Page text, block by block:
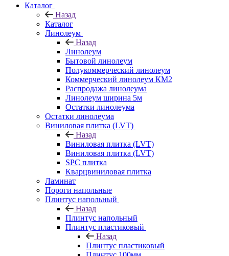
Каталог
Назад
Каталог
Линолеум
Назад
Линолеум
Бытовой линолеум
Полукоммерческий линолеум
Коммерческий линолеум КМ2
Распродажа линолеума
Линолеум ширина 5м
Остатки линолеума
Остатки линолеума
Виниловая плитка (LVT)
Назад
Виниловая плитка (LVT)
Виниловая плитка (LVT)
SPC плитка
Кварцвиниловая плитка
Ламинат
Пороги напольные
Плинтус напольный
Назад
Плинтус напольный
Плинтус пластиковый
Назад
Плинтус пластиковый